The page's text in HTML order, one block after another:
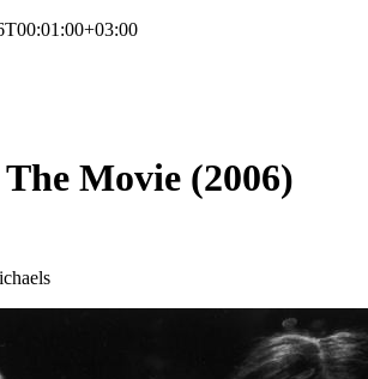
Movie (2006)